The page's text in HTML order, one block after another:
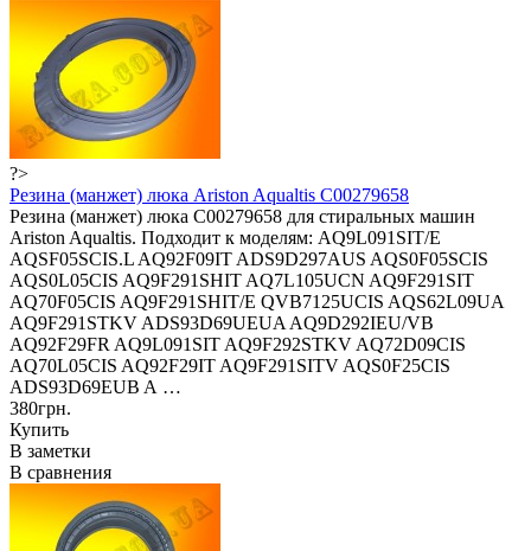
?>
Резина (манжет) люка Ariston Aqualtis C00279658
Резина (манжет) люка C00279658 для стиральных машин
Ariston Aqualtis. Подходит к моделям: AQ9L091SIT/E
AQSF05SCIS.L AQ92F09IT ADS9D297AUS AQS0F05SCIS
AQS0L05CIS AQ9F291SHIT AQ7L105UCN AQ9F291SIT
AQ70F05CIS AQ9F291SHIT/E QVB7125UCIS AQS62L09UA
AQ9F291STKV ADS93D69UEUA AQ9D292IEU/VB
AQ92F29FR AQ9L091SIT AQ9F292STKV AQ72D09CIS
AQ70L05CIS AQ92F29IT AQ9F291SITV AQS0F25CIS
ADS93D69EUB A …
380грн.
Купить
В заметки
В сравнения